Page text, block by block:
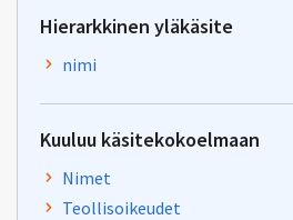
Hierarkkinen yläkäsite
nimi
Kuuluu käsitekokoelmaan
Nimet
Teollisoikeudet